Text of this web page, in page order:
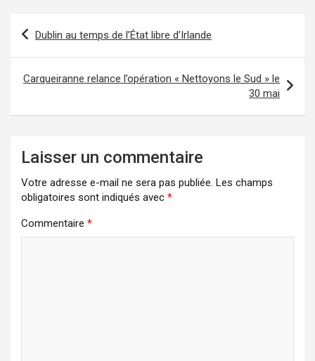
Navigation
Dublin au temps de l’État libre d’Irlande
Carqueiranne relance l’opération « Nettoyons le Sud » le
30 mai
Laisser un commentaire
Votre adresse e-mail ne sera pas publiée. Les champs
obligatoires sont indiqués avec *
Commentaire *